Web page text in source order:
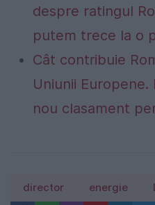
despre ratingul
putem trece la o
Cât contribuie
Uniunii
nou clasament
director energie